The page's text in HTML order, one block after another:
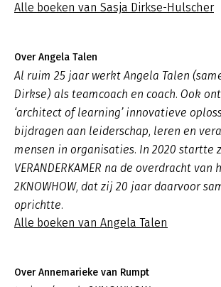
Alle boeken van Sasja Dirkse-Hulscher
Over Angela Talen
Al ruim 25 jaar werkt Angela Talen
Dirkse) als teamcoach en coach. Ook
‘architect of learning’ innovatieve
bijdragen aan leiderschap, leren en
mensen in organisaties. In 2020 startte
VERANDERKAMER na de overdracht van
2KNOWHOW, dat zij 20 jaar daarvoor
oprichtte.
Alle boeken van Angela Talen
Over Annemarieke van Rumpt